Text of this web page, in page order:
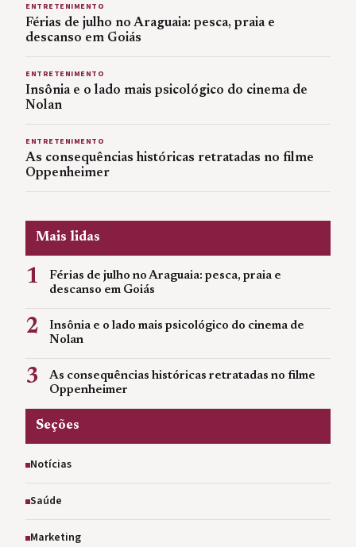
ENTRETENIMENTO
Férias de julho no Araguaia: pesca, praia e
descanso em Goiás
ENTRETENIMENTO
Insônia e o lado mais psicológico do cinema de
Nolan
ENTRETENIMENTO
As consequências históricas retratadas no filme
Oppenheimer
Mais lidas
1
Férias de julho no Araguaia: pesca, praia e
descanso em Goiás
2
Insônia e o lado mais psicológico do cinema de
Nolan
3
As consequências históricas retratadas no filme
Oppenheimer
Seções
Notícias
Saúde
Marketing